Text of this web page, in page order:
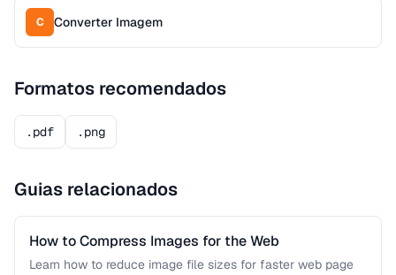
C Converter Imagem
Formatos recomendados
.pdf .png
Guias relacionados
How to Compress Images for the Web
Learn how to reduce image file sizes for faster web page